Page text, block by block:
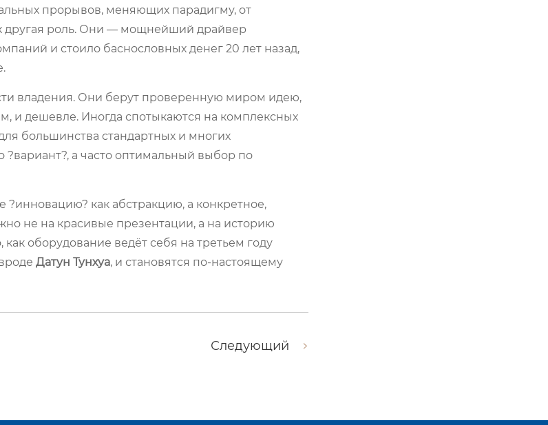
прорывов, меняющих парадигму, от
другая роль. Они — мощнейший драйвер
и стоило баснословных денег 20 лет назад,
владения. Они берут проверенную миром идею,
и дешевле. Иногда спотыкаются на комплексных
большинства стандартных и многих
?вариант?, а часто оптимальный выбор по
?инновацию? как абстракцию, а конкретное,
не на красивые презентации, а на историю
оборудование ведёт себя на третьем году
Датун Тунхуа, и становятся по-настоящему
Следующий